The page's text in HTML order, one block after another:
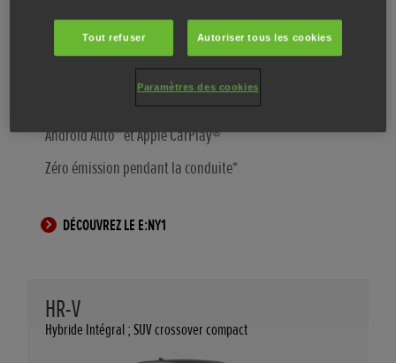
Chargement rapide – Jusqu’à 80 % de charge en
l’espace de 45 minutes***
Honda SENSING de série
Système d’infodivertissement Honda CONNECT avec
Android Auto™ et Apple CarPlay®
Zéro émission pendant la conduite*
DÉCOUVREZ LE E:NY1
HR-V
Hybride Intégral ; SUV crossover compact
Tout refuser Autoriser tous les cookies
Paramètres des cookies